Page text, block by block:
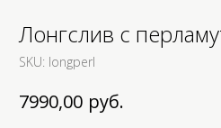
Лонгслив с
SKU: longperl
7990,00 руб.